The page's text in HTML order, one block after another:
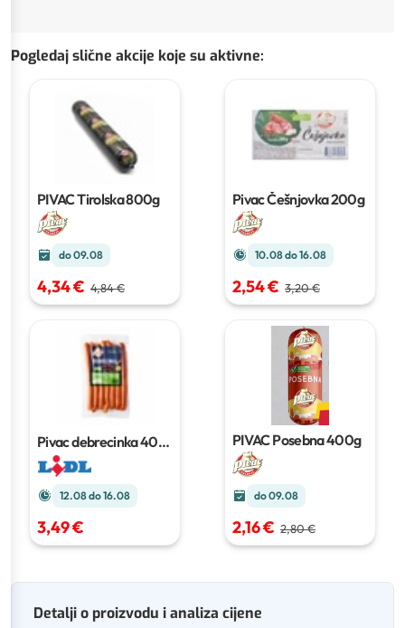
Pogledaj slične akcije koje su aktivne:
PIVAC Tirolska800g
do 09.08
4,34 € 4,84 €
Pivac Češnjovka200g
10.08 do 16.08
2,54 € 3,20 €
Pivac debrecinka400
g
12.08 do 16.08
3,49 €
PIVAC Posebna400g
do 09.08
2,16 € 2,80 €
Detalji o proizvodu i analiza cijene